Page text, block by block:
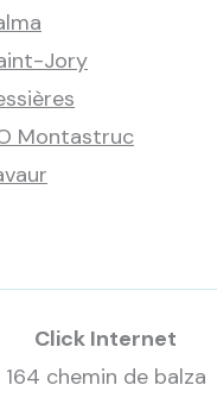
Jory
Montastruc
Click Internet
164 chemin de balza